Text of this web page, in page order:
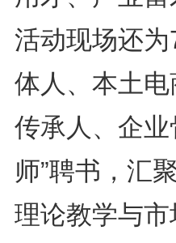
活动现场还
体人、本土
传承人、企
师”聘书，汇
理论教学与